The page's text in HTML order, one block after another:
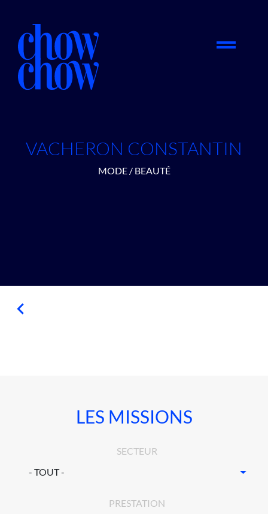
VACHERON CONSTANTIN
MODE / BEAUTÉ
LES MISSIONS
SECTEUR
PRESTATION